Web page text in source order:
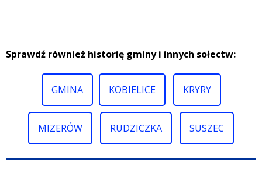
Sprawdź również historię gminy i innych sołectw:
GMINA KOBIELICE KRYRY
MIZERÓW RUDZICZKA SUSZEC